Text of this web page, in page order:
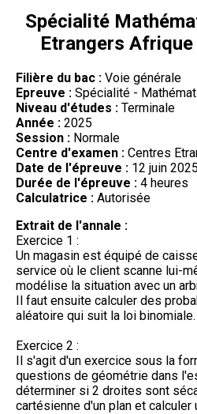
Spécialité
Etrangers
Filière du bac : Voie générale
Epreuve : Spécialité -
Niveau d'études : Terminale
Année : 2025
Session : Normale
Centre d'examen : Centres
Date de l'épreuve : 12 juin 2025
Durée de l'épreuve : 4 heures
Calculatrice : Autorisée
Extrait de l'annale :
Exercice 1 :
Un magasin est équipé de
service où le client scanne lui-
modélise la situation avec un
Il faut ensuite calculer des
aléatoire qui suit la loi binomiale.
Exercice 2 :
Il s'agit d'un exercice sous la
questions de géométrie dans
déterminer si 2 droites sont
cartésienne d'un plan et calculer